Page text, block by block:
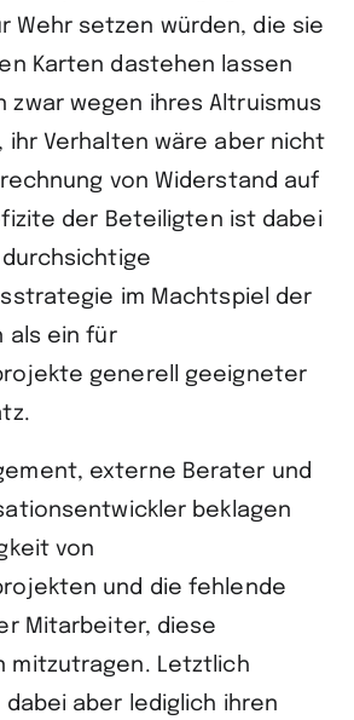
Wehr setzen würden, die sie
Karten dastehen lassen
zwar wegen ihres Altruismus
ihr Verhalten wäre aber nicht
von Widerstand auf
der Beteiligten ist dabei
im Machtspiel der
als ein für
generell geeigneter
externe Berater und
beklagen
von
und die fehlende
Mitarbeiter, diese
mitzutragen. Letztlich
aber lediglich ihren